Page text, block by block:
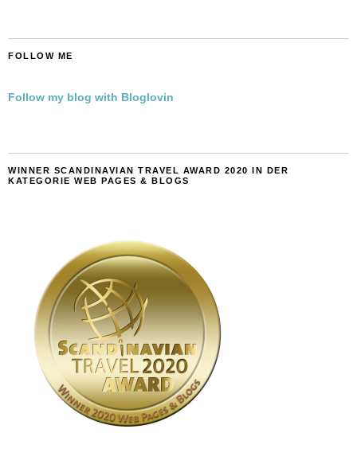
FOLLOW ME
Follow my blog with Bloglovin
WINNER SCANDINAVIAN TRAVEL AWARD 2020 IN DER
KATEGORIE WEB PAGES & BLOGS